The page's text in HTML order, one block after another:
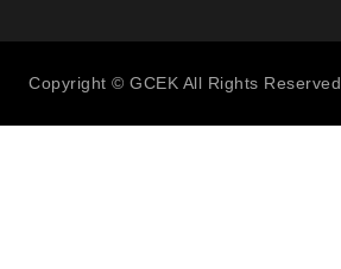
Copyright © GCEK All Rights Reserved